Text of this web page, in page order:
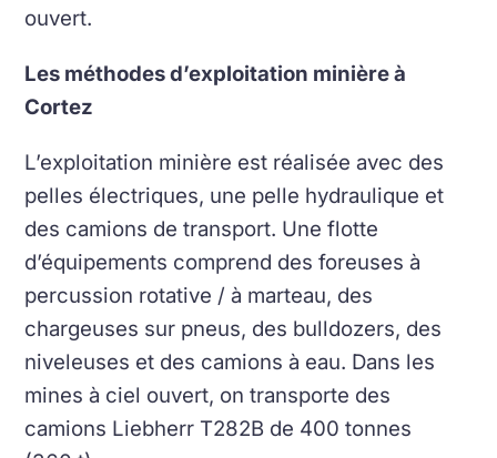
ouvert.
Les méthodes d’exploitation minière à
Cortez
L’exploitation minière est réalisée avec des
pelles électriques, une pelle hydraulique et
des camions de transport. Une flotte
d’équipements comprend des foreuses à
percussion rotative / à marteau, des
chargeuses sur pneus, des bulldozers, des
niveleuses et des camions à eau. Dans les
mines à ciel ouvert, on transporte des
camions Liebherr T282B de 400 tonnes